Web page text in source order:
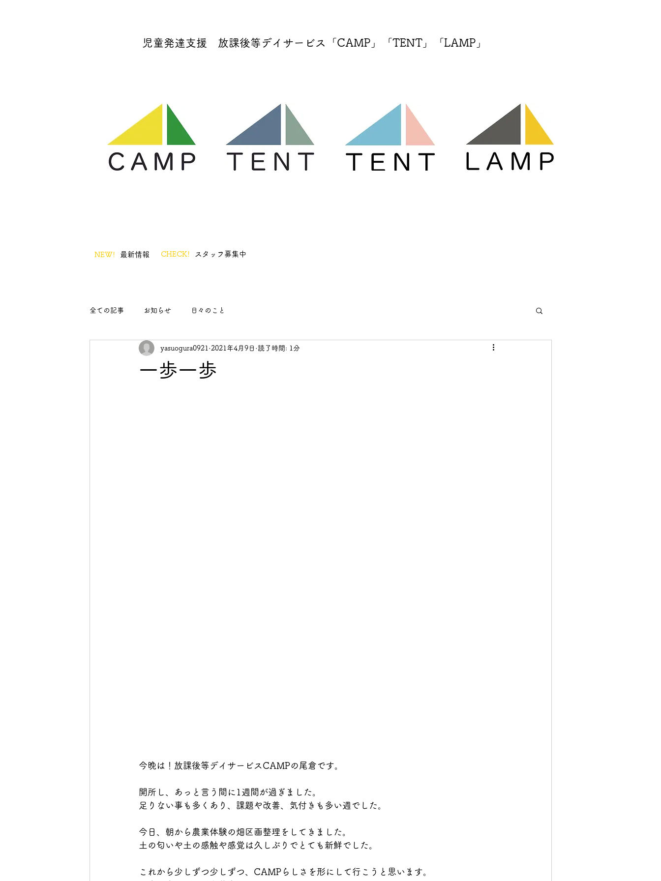
児童発達支援 放課後等デイサービス「CAMP」「TENT」「LAMP」
NEW! 最新情報 CHECK! スタッフ募集中
全ての記事 お知らせ 日々のこと
一歩一歩
yasuogura0921 2021年4月9日 読了時間: 1分
今晩は！放課後等デイサービスCAMPの尾倉です。
開所し、あっと言う間に1週間が過ぎました。
足りない事も多くあり、課題や改善、気付きも多い週でした。
今日、朝から農業体験の畑区画整理をしてきました。
土の匂いや土の感触や感覚は久しぶりでとても新鮮でした。
これから少しずつ少しずつ、CAMPらしさを形にして行こうと思います。